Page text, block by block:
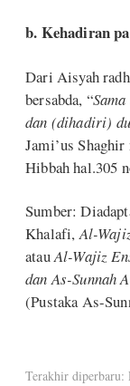
b. Kehadiran
Dari Aisyah
bersabda, “
dan (dihadiri)
Jami’us
Hibbah hal.305
Sumber:
Khalafi,Al-
atauAl-Wajiz
dan As-Sunnah
(Pustaka As-
Terakhir diperbaru: